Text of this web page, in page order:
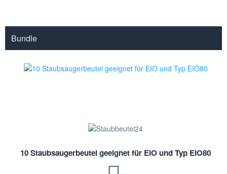
Bundle
10 Staubsaugerbeutel geeignet für EIO und Typ EIO80